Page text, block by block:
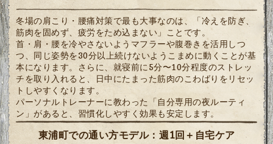
冬場の肩こり・腰痛対策で最も大事なのは、「冷えを防ぎ、
筋肉を固めず、疲労をため込まない」ことです。
首・肩・腰を冷やさないようマフラーや腹巻きを活用しつ
つ、同じ姿勢を30分以上続けないようこまめに動くことが基
本になります。さらに、就寝前に5分〜10分程度のストレッ
チを取り入れると、日中にたまった筋肉のこわばりをリセッ
トしやすくなります。
パーソナルトレーナーに教わった「自分専用の夜ルーティ
ン」があると、習慣化しやすく効果も安定します。
東浦町での通い方モデル：週1回＋自宅ケア